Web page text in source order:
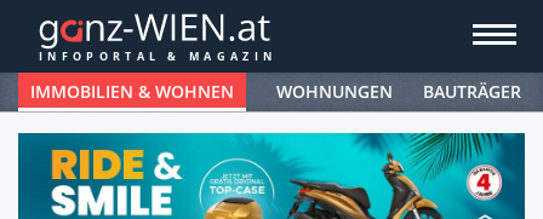
IMMOBILIEN & WOHNEN WOHNUNGEN BAUTRÄGER